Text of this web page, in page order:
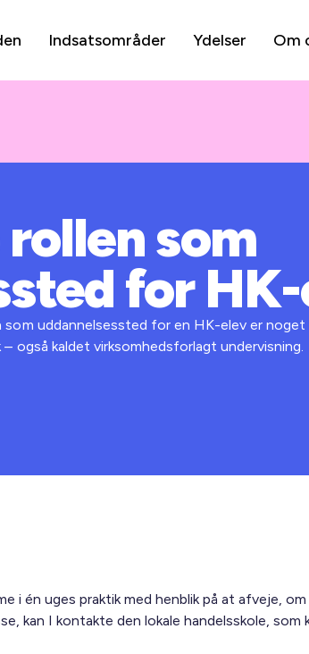
Indsatsområder Ydelser Om
som
for
uddannelsessted for en HK-elev er
også kaldet virksomhedsforlagt undervisning.
i én uges praktik med henblik på at afveje,
kan I kontakte den lokale handelsskole,